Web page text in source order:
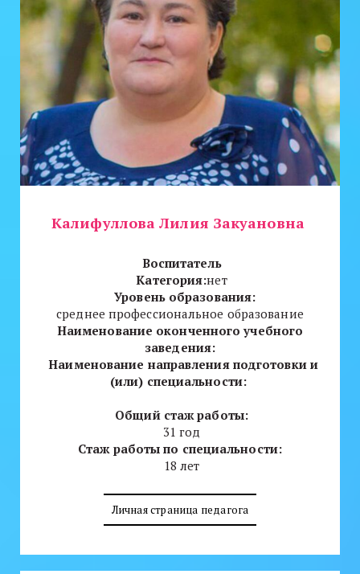
Калифуллова Лилия Закуановна
Воспитатель
Категория:нет
Уровень образования:
среднее профессиональное образование
Наименование оконченного учебного
заведения:
Наименование направления подготовки и
(или) специальности:
Общий стаж работы:
31 год
Стаж работы по специальности:
18 лет
Личная страница педагога